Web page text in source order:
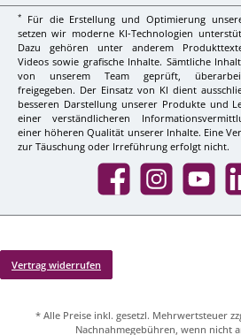
*
Für die Erstellung und Optimierung
setzen wir moderne KI-Technologien
Dazu gehören unter anderem
Videos sowie grafische Inhalte. Sämtliche
von unserem Team geprüft,
freigegeben. Der Einsatz von KI dient
besseren Darstellung unserer Produkte und
einer verständlicheren
einer höheren Qualität unserer Inhalte. Eine
zur Täuschung oder Irreführung erfolgt nicht.
Facebook InstagramYouTube
Vertrag widerrufen
* Alle Preise inkl. gesetzl. Mehrwertsteuer
Nachnahmegebühren, wenn nicht